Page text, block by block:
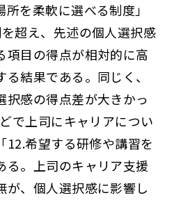
を柔軟に選べる制度」
超え、先述の個人選択感
項目の得点が相対的に高
結果である。同じく、
択感の得点差が大きかっ
で上司にキャリアについ
12.希望する研修や講習を
る。上司のキャリア支援
が、個人選択感に影響し